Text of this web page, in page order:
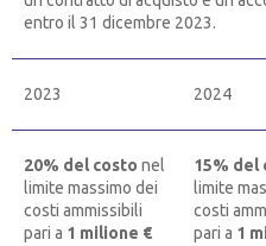
entro il 31 dicembre 2023.
2023 2024
20% del costo nel
limite massimo dei
costi ammissibili
pari a 1 milione €
15% del
limite
costi
pari a 1